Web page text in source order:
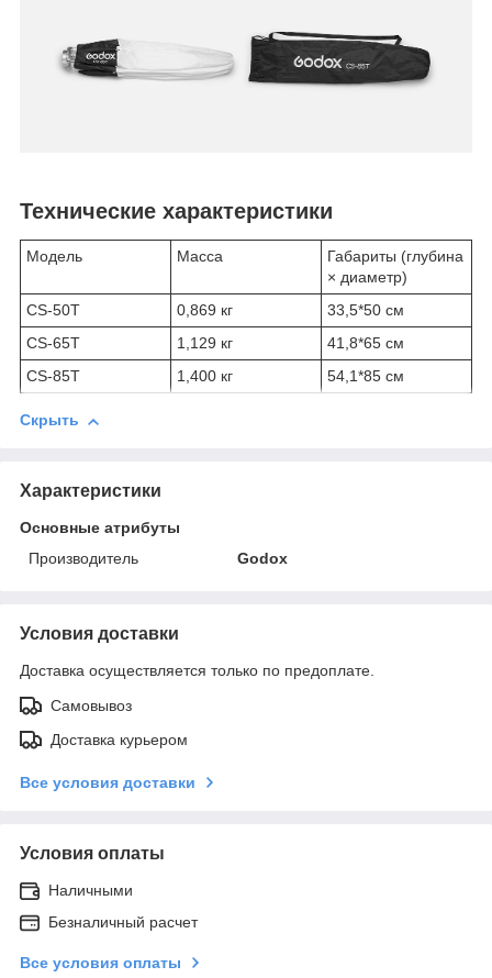
Технические характеристики
Модель Масса
Габариты (глубина
× диаметр)
CS-50T
0,869 кг
33,5*50 см
CS-65T
1,129 кг
41,8*65 см
CS-85T
1,400 кг 54,1*85 см
Скрыть
Характеристики
Основные атрибуты
Производитель
Godox
Условия доставки
Доставка осуществляется только по предоплате.
Самовывоз
Доставка курьером
Все условия доставки
Условия оплаты
Наличными
Безналичный расчет
Все условия оплаты